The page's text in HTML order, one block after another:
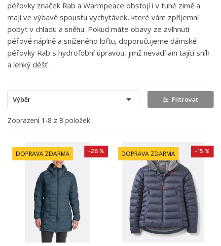
péřovky značek Rab a Warmpeace obstojí i v tuhé zimě a
mají ve výbavě spoustu vychytávek, které vám zpříjemní
pobyt v chladu a sněhu. Pokud máte obavy ze zvlhnutí
péřové náplně a sníženého loftu, doporučujeme dámské
péřovky Rab s hydrofobní úpravou, jimž nevadí ani tající sníh
a lehký déšť.
Výběr  Filtrovat
Zobrazení 1-8 z 8 položek
DOPRAVA ZDARMA -26 % DOPRAVA ZDARMA -15 %